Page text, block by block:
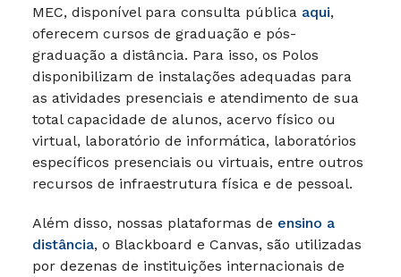
MEC, disponível para consulta pública aqui,
oferecem cursos de graduação e pós-
graduação a distância. Para isso, os Polos
disponibilizam de instalações adequadas para
as atividades presenciais e atendimento de sua
total capacidade de alunos, acervo físico ou
virtual, laboratório de informática, laboratórios
específicos presenciais ou virtuais, entre outros
recursos de infraestrutura física e de pessoal.
Além disso, nossas plataformas de ensino a
distância, o Blackboard e Canvas, são utilizadas
por dezenas de instituições internacionais de